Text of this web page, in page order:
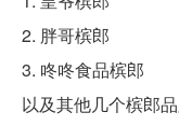
2. 胖哥槟郎
3. 咚咚食品槟郎
以及其他几个槟郎